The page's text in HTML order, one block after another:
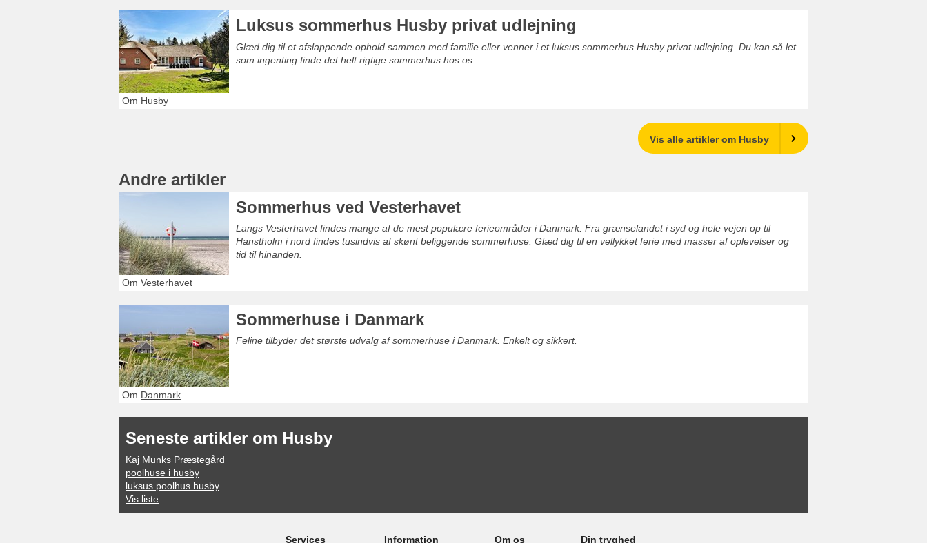
Luksus sommerhus Husby privat udlejning
Glæd dig til et afslappende ophold sammen med familie eller venner i et luksus sommerhus Husby privat udlejning. Du kan så let
som ingenting finde det helt rigtige sommerhus hos os.
Om Husby
Vis alle artikler om Husby
Andre artikler
Sommerhus ved Vesterhavet
Langs Vesterhavet findes mange af de mest populære ferieområder i Danmark. Fra grænselandet i syd og hele vejen op til
Hanstholm i nord findes tusindvis af skønt beliggende sommerhuse. Glæd dig til en vellykket ferie med masser af oplevelser og
tid til hinanden.
Om Vesterhavet
Sommerhuse i Danmark
Feline tilbyder det største udvalg af sommerhuse i Danmark. Enkelt og sikkert.
Om Danmark
Seneste artikler om Husby
Kaj Munks Præstegård
poolhuse i husby
luksus poolhus husby
Vis liste
Services Information Om os Din tryghed